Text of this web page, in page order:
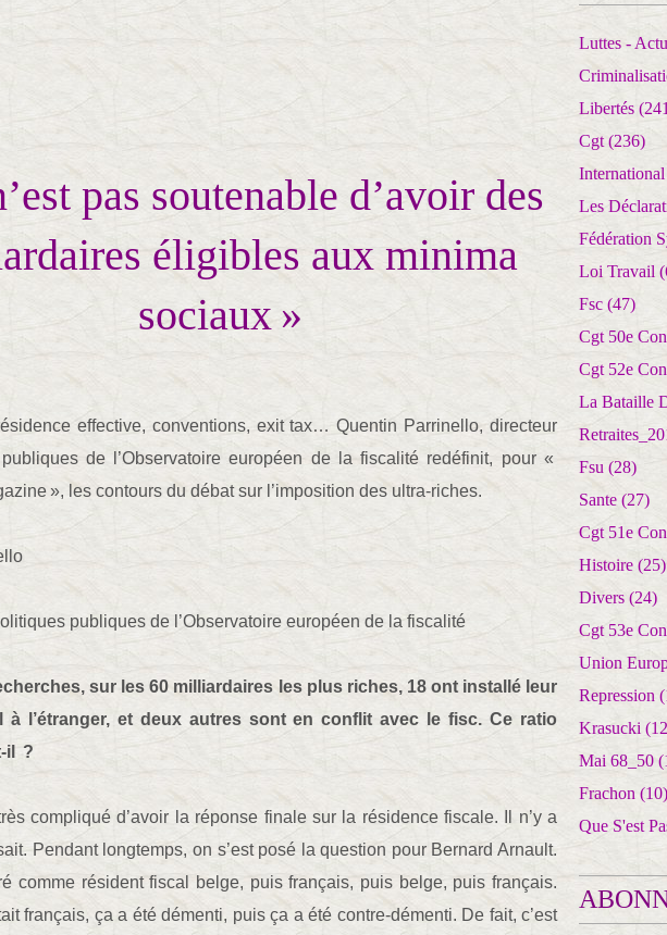
pas soutenable d’avoir des
éligibles aux minima
sociaux »
effective, conventions, exit tax… Quentin Parrinello, directeur
de l’Observatoire européen de la fiscalité redéfinit, pour «
», les contours du débat sur l’imposition des ultra-riches.
publiques de l’Observatoire européen de la fiscalité
sur les 60 milliardaires les plus riches, 18 ont installé leur
à l’étranger, et deux autres sont en conflit avec le fisc. Ce ratio
il ?
compliqué d’avoir la réponse finale sur la résidence fiscale. Il n’y a
Pendant longtemps, on s’est posé la question pour Bernard Arnault.
comme résident fiscal belge, puis français, puis belge, puis français.
français, ça a été démenti, puis ça a été contre-démenti. De fait, c’est
Luttes -
Libertés
Cgt (236)
International
Les
Fédération
Loi Travail
Fsc (47)
Cgt 50e
Cgt 52e
La Bataille
Fsu (28)
Sante (27)
Cgt 51e
Histoire (25)
Divers (24)
Cgt 53e
Union
Repression
Krasucki
Mai 68_50
Frachon (10)
Que S'est